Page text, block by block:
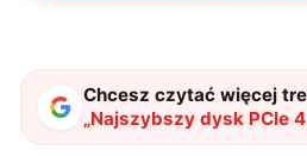
Chcesz czytać więcej
„Najszybszy dysk PCIe
Nextorage pokazał